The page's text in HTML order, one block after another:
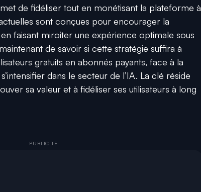
de fidéliser tout en monétisant la plateforme à
sont conçues pour encourager la
faisant miroiter une expérience optimale sous
de savoir si cette stratégie suffira à
gratuits en abonnés payants, face à la
dans le secteur de l’IA. La clé réside
sa valeur et à fidéliser ses utilisateurs à long